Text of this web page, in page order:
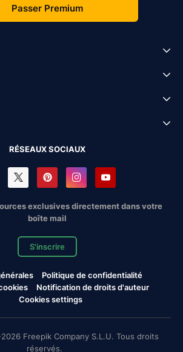
Passer Premium
RÉSEAUX SOCIAUX
exclusives directement dans votre
boîte mail
S'inscrire
Politique de confidentialité
Notification de droits d'auteur
Cookies settings
Freepik Company S.L.U. Tous droits
réservés.